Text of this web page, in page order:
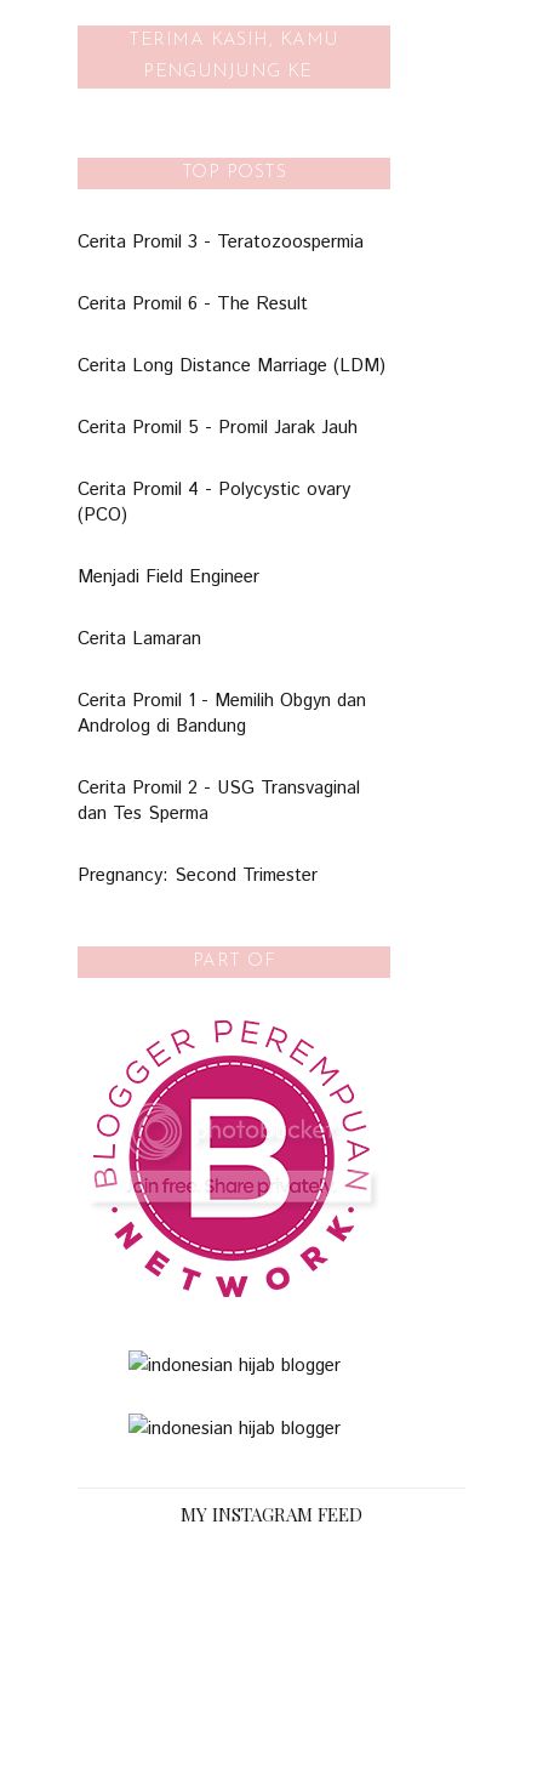
TERIMA KASIH, KAMU
PENGUNJUNG KE
TOP POSTS
Cerita Promil 3 - Teratozoospermia
Cerita Promil 6 - The Result
Cerita Long Distance Marriage (LDM)
Cerita Promil 5 - Promil Jarak Jauh
Cerita Promil 4 - Polycystic ovary
(PCO)
Menjadi Field Engineer
Cerita Lamaran
Cerita Promil 1 - Memilih Obgyn dan
Androlog di Bandung
Cerita Promil 2 - USG Transvaginal
dan Tes Sperma
Pregnancy: Second Trimester
PART OF
MY INSTAGRAM FEED